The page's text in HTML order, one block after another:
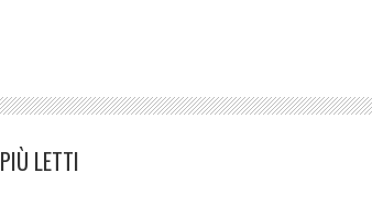
PIÙ LETTI